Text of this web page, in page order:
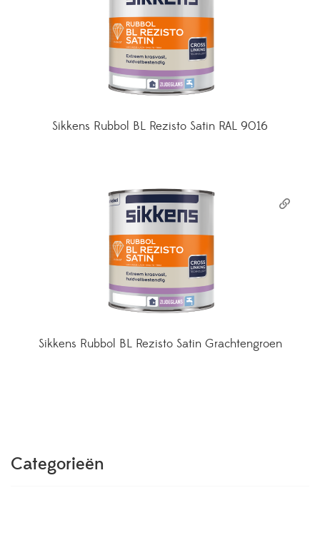
Sikkens Rubbol BL Rezisto Satin RAL 9016
Sikkens Rubbol BL Rezisto Satin Grachtengroen
Categorieën